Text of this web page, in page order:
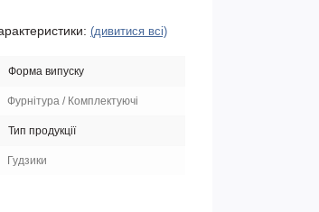
(дивитися всі)
Форма випуску
Фурнітура / Комплектуючі
Тип продукції
Гудзики